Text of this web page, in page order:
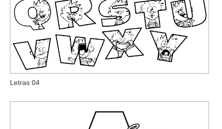
Letras 04